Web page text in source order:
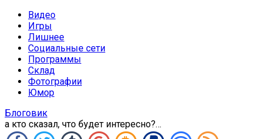
Видео
Игры
Лишнее
Социальные сети
Программы
Склад
Фотографии
Юмор
Блоговик
а кто сказал, что будет интересно?…